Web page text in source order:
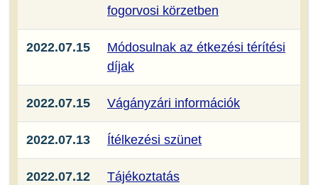
fogorvosi körzetben
2022.07.15
Módosulnak az étkezési térítési
díjak
2022.07.15 Vágányzári információk
2022.07.13 Ítélkezési szünet
2022.07.12 Tájékoztatás